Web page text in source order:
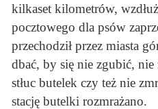
kilkaset kilometrów,
pocztowego dla psów
przechodził przez miasta
dbać, by się nie zgubić, nie
stłuc butelek czy też nie
stację butelki rozmrażano.